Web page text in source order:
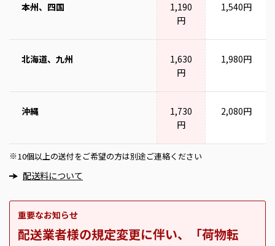
本州、四国
1,190
円
1,540円
北海道、九州
1,630
円
1,980円
沖縄
1,730
円
2,080円
※ 10個以上の送付をご希望の方は別途ご連絡ください
配送料について
重要なお知らせ
配送業者様の規定変更に伴い、「荷物転